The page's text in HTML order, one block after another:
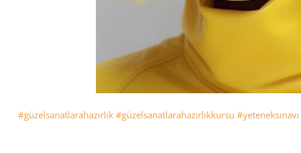
#güzelsanatlarahazırlık #güzelsanatlarahazırlıkkursu #yeteneksınavı